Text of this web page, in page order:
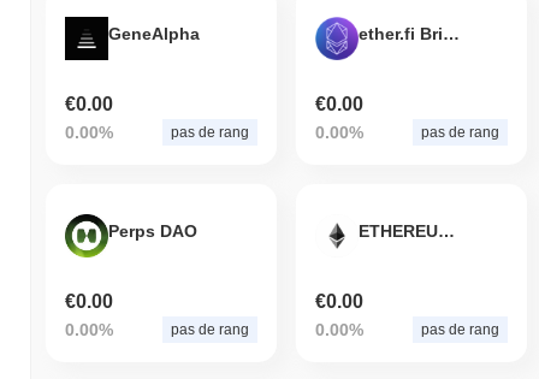
GeneAlpha
€0.00
0.00% pas de rang
ether.fi Bridged weETH (Avalanche)
€0.00
0.00% pas de rang
Perps DAO
€0.00
0.00% pas de rang
ETHEREUM T0KEN
€0.00
0.00% pas de rang